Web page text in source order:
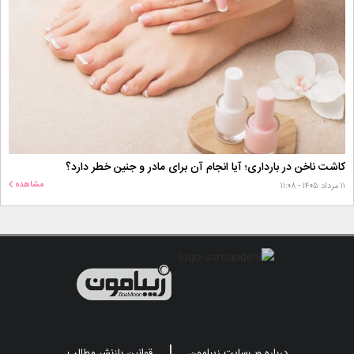
کاشت ناخن در بارداری؛ آیا انجام آن برای مادر و جنین خطر دارد؟
۱۱ مرداد ۱۴۰۵ - ۱۱:۰۸ مشاهده